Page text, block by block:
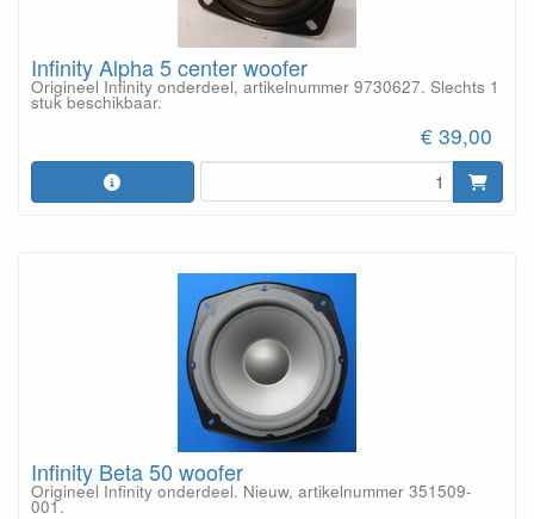
Infinity Alpha 5 center woofer
Origineel Infinity onderdeel, artikelnummer 9730627. Slechts 1
stuk beschikbaar.
€ 39,00
Infinity Beta 50 woofer
Origineel Infinity onderdeel. Nieuw, artikelnummer 351509-
001.